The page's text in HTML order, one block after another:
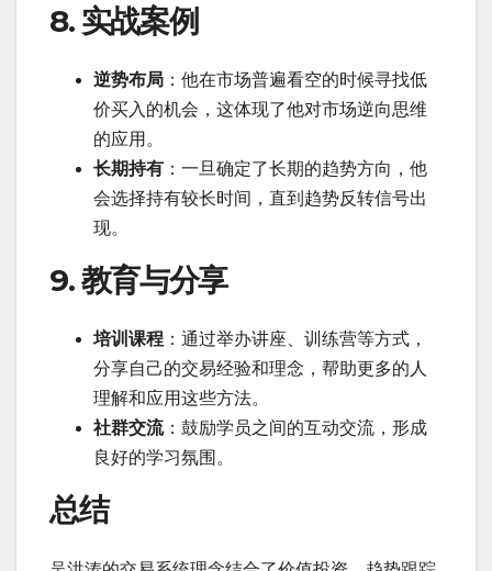
8. 实战案例
逆势布局 ：他在市场普遍看空的时候寻找低
价买入的机会，这体现了他对市场逆向思维
的应用。
长期持有 ：一旦确定了长期的趋势方向，他
会选择持有较长时间，直到趋势反转信号出
现。
9. 教育与分享
培训课程 ：通过举办讲座、训练营等方式，
分享自己的交易经验和理念，帮助更多的人
理解和应用这些方法。
社群交流：鼓励学员之间的互动交流，形成
良好的学习氛围。
总结